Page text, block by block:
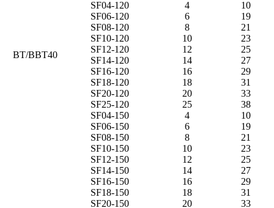
BT/BBT40
SF04-120 4
10
SF06-120
6
19
SF08-120
8
21
SF10-120
10
23
SF12-120
12
25
SF14-120
14
27
SF16-120
16
29
SF18-120
18
31
SF20-120
20
33
SF25-120
25
38
SF04-150
4
10
SF06-150
6
19
SF08-150
8
21
SF10-150
10
23
SF12-150
12
25
SF14-150
14
27
SF16-150
16
29
SF18-150
18
31
SF20-150
20
33